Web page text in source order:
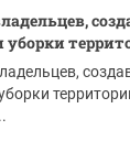
уборки